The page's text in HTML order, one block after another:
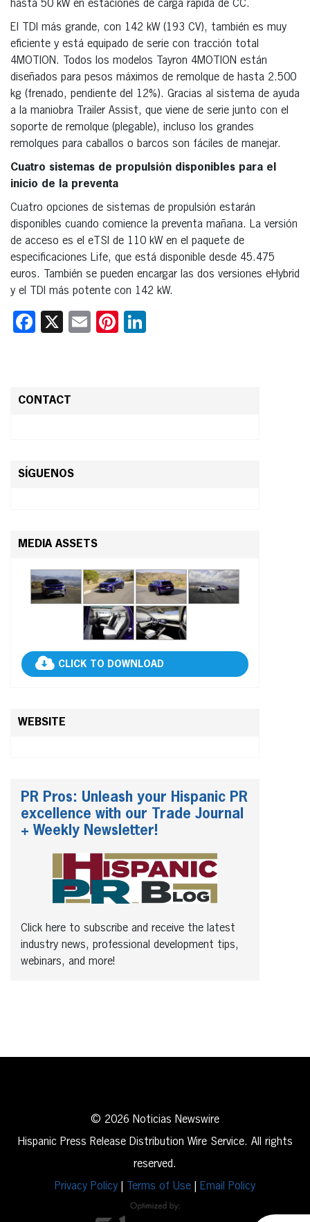
hasta 50 kW en estaciones de carga rápida de CC.
El TDI más grande, con 142 kW (193 CV), también es muy
eficiente y está equipado de serie con tracción total
4MOTION. Todos los modelos Tayron 4MOTION están
diseñados para pesos máximos de remolque de hasta 2.500
kg (frenado, pendiente del 12%). Gracias al sistema de ayuda
a la maniobra Trailer Assist, que viene de serie junto con el
soporte de remolque (plegable), incluso los grandes
remolques para caballos o barcos son fáciles de manejar.
Cuatro sistemas de propulsión disponibles para el
inicio de la preventa
Cuatro opciones de sistemas de propulsión estarán
disponibles cuando comience la preventa mañana. La versión
de acceso es el eTSI de 110 kW en el paquete de
especificaciones Life, que está disponible desde 45.475
euros. También se pueden encargar las dos versiones eHybrid
y el TDI más potente con 142 kW.
Facebook
X EmailPinterest
CONTACT
SÍGUENOS
MEDIA ASSETS
CLICK TO DOWNLOAD
WEBSITE
PR Pros: Unleash your Hispanic PR
excellence with our Trade Journal
+ Weekly Newsletter!
Click here to subscribe and receive the latest
industry news, professional development tips,
webinars, and more!
© 2026 Noticias Newswire
Hispanic Press Release Distribution Wire Service. All rights
reserved.
Privacy Policy
Terms of Use Email Policy